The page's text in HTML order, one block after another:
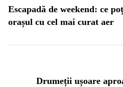
Escapadă de weekend: ce
orașul cu cel mai curat aer
Drumeții ușoare